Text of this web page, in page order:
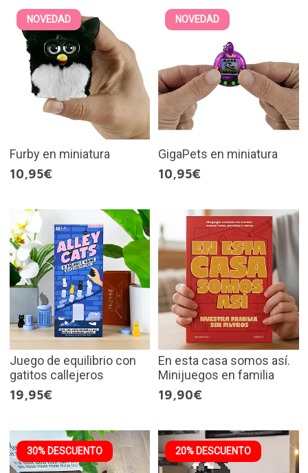
NOVEDAD
Furby en miniatura
10,95€
NOVEDAD
GigaPets en miniatura
10,95€
Juego de equilibrio con
gatitos callejeros
19,95€
En esta casa somos así.
Minijuegos en familia
19,90€
30% DESCUENTO 20% DESCUENTO